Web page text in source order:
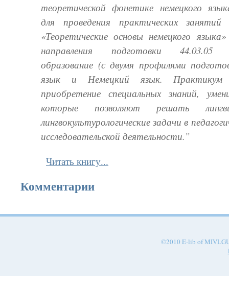
теоретической фонетике немецкого
для проведения практических занятий
«Теоретические основы немецкого
направления подготовки 44.03.05
образование (с двумя профилями
язык и Немецкий язык. Практикум
приобретение специальных знаний,
которые позволяют решать
лингвокультурологические задачи в
исследовательской деятельности.”
Читать книгу...
Комментарии
©2010 E-lib of